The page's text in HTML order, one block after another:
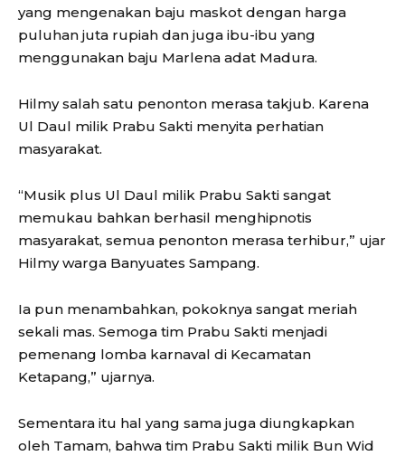
yang mengenakan baju maskot dengan harga
puluhan juta rupiah dan juga ibu-ibu yang
menggunakan baju Marlena adat Madura.
Hilmy salah satu penonton merasa takjub. Karena
Ul Daul milik Prabu Sakti menyita perhatian
masyarakat.
“Musik plus Ul Daul milik Prabu Sakti sangat
memukau bahkan berhasil menghipnotis
masyarakat, semua penonton merasa terhibur,” ujar
Hilmy warga Banyuates Sampang.
Ia pun menambahkan, pokoknya sangat meriah
sekali mas. Semoga tim Prabu Sakti menjadi
pemenang lomba karnaval di Kecamatan
Ketapang,” ujarnya.
Sementara itu hal yang sama juga diungkapkan
oleh Tamam, bahwa tim Prabu Sakti milik Bun Wid